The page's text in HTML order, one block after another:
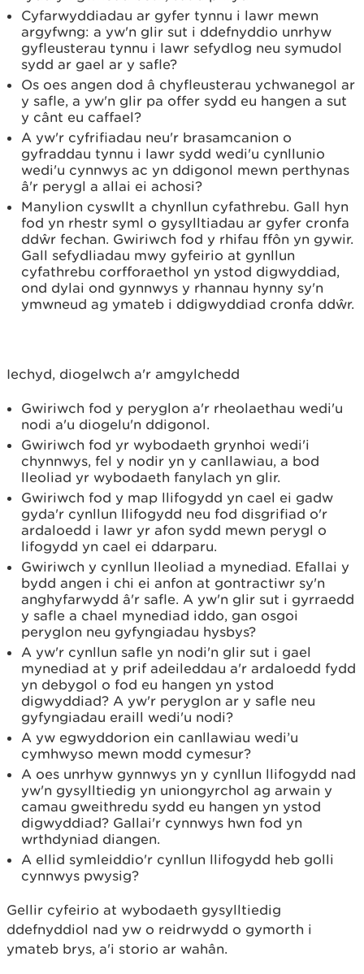
Cyfarwyddiadau ar gyfer tynnu i lawr mewn
argyfwng: a yw'n glir sut i ddefnyddio unrhyw
gyfleusterau tynnu i lawr sefydlog neu symudol
sydd ar gael ar y safle?
Os oes angen dod â chyfleusterau ychwanegol ar
y safle, a yw'n glir pa offer sydd eu hangen a sut
y cânt eu caffael?
A yw'r cyfrifiadau neu'r brasamcanion o
gyfraddau tynnu i lawr sydd wedi'u cynllunio
wedi'u cynnwys ac yn ddigonol mewn perthynas
â'r perygl a allai ei achosi?
Manylion cyswllt a chynllun cyfathrebu. Gall hyn
fod yn rhestr syml o gysylltiadau ar gyfer cronfa
ddŵr fechan. Gwiriwch fod y rhifau ffôn yn gywir.
Gall sefydliadau mwy gyfeirio at gynllun
cyfathrebu corfforaethol yn ystod digwyddiad,
ond dylai ond gynnwys y rhannau hynny sy'n
ymwneud ag ymateb i ddigwyddiad cronfa ddŵr.
Iechyd, diogelwch a'r amgylchedd
Gwiriwch fod y peryglon a'r rheolaethau wedi'u
nodi a'u diogelu'n ddigonol.
Gwiriwch fod yr wybodaeth grynhoi wedi'i
chynnwys, fel y nodir yn y canllawiau, a bod
lleoliad yr wybodaeth fanylach yn glir.
Gwiriwch fod y map llifogydd yn cael ei gadw
gyda'r cynllun llifogydd neu fod disgrifiad o'r
ardaloedd i lawr yr afon sydd mewn perygl o
lifogydd yn cael ei ddarparu.
Gwiriwch y cynllun lleoliad a mynediad. Efallai y
bydd angen i chi ei anfon at gontractiwr sy'n
anghyfarwydd â'r safle. A yw'n glir sut i gyrraedd
y safle a chael mynediad iddo, gan osgoi
peryglon neu gyfyngiadau hysbys?
A yw'r cynllun safle yn nodi'n glir sut i gael
mynediad at y prif adeileddau a'r ardaloedd fydd
yn debygol o fod eu hangen yn ystod
digwyddiad? A yw'r peryglon ar y safle neu
gyfyngiadau eraill wedi'u nodi?
A yw egwyddorion ein canllawiau wedi’u
cymhwyso mewn modd cymesur?
A oes unrhyw gynnwys yn y cynllun llifogydd nad
yw'n gysylltiedig yn uniongyrchol ag arwain y
camau gweithredu sydd eu hangen yn ystod
digwyddiad? Gallai'r cynnwys hwn fod yn
wrthdyniad diangen.
A ellid symleiddio'r cynllun llifogydd heb golli
cynnwys pwysig?
Gellir cyfeirio at wybodaeth gysylltiedig
ddefnyddiol nad yw o reidrwydd o gymorth i
ymateb brys, a'i storio ar wahân.